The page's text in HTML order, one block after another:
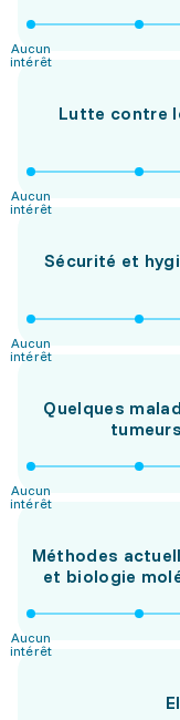
Aucun
intérêt
Lutte contre
Aucun
intérêt
Sécurité et
Aucun
intérêt
Quelques
Aucun
intérêt
Méthodes
et biologie
Aucun
intérêt